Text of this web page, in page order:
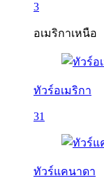
3
อเมริกาเหนือ
ทัวร์อเมริกา
31
ทัวร์แคนาดา